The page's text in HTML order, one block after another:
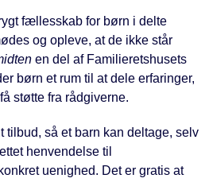
fællesskab for børn i delte
og opleve, at de ikke står
en del af Familieretshusets
børn et rum til at dele erfaringer,
støtte fra rådgiverne.
tilbud, så et barn kan deltage, selv
henvendelse til
uenighed. Det er gratis at